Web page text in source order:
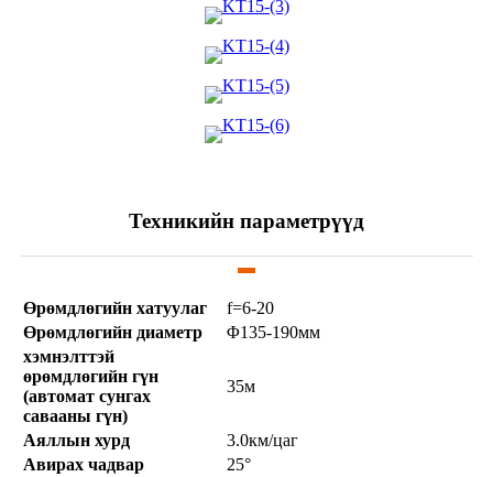
Техникийн параметрүүд
Өрөмдлөгийн хатуулаг
f=6-20
Өрөмдлөгийн диаметр
Φ135-190мм
хэмнэлттэй
өрөмдлөгийн гүн
(автомат сунгах
савааны гүн)
35м
Аяллын хурд
3.0км/цаг
Авирах чадвар
25°